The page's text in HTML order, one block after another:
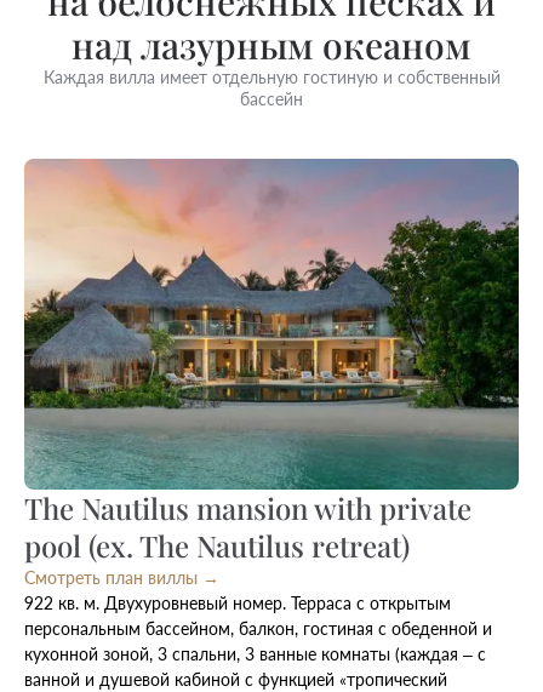
над лазурным океаном
Каждая вилла имеет отдельную гостиную и собственный
бассейн
The Nautilus mansion with private
pool (ex. The Nautilus retreat)
Смотреть план виллы →
922 кв. м. Двухуровневый номер. Терраса с открытым
персональным бассейном, балкон, гостиная с обеденной и
кухонной зоной, 3 спальни, 3 ванные комнаты (каждая – с
ванной и душевой кабиной с функцией «тропический